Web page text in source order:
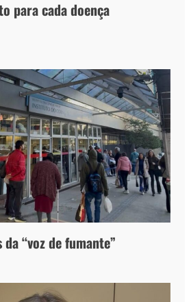
para cada doença
“voz de fumante”